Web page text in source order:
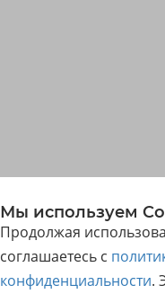
Мы используем
Продолжая
соглашаетесь с
конфиденциальности.